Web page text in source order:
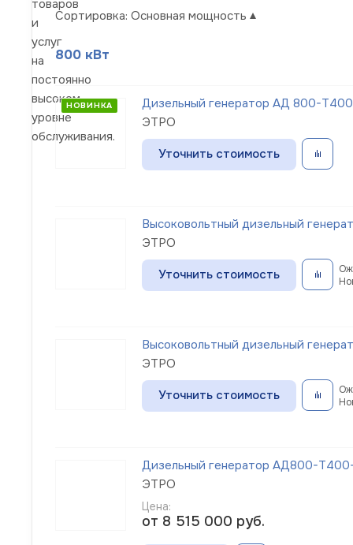
Сортировка: Основная мощность
800 кВт
НОВИНКА
Дизельный генератор АД 800-
ЭТРО
Уточнить стоимость
Высоковольтный дизельный
ЭТРО
Уточнить стоимость
Высоковольтный дизельный
ЭТРО
Уточнить стоимость
Дизельный генератор АД800-Т400-
ЭТРО
Цена:
от 8 515 000 руб.
товаров
и
услуг
на
постоянно
высоком
уровне
обслуживания.